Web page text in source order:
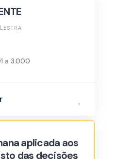
a 3.000
aplicada aos
das decisões